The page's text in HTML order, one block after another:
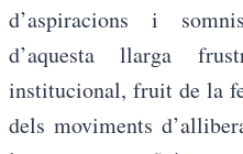
d’aspiracions i
d’aquesta llarga
institucional, fruit de la
dels moviments